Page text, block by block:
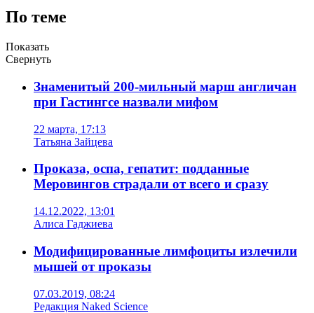
По теме
Показать
Свернуть
Знаменитый 200-мильный марш англичан
при Гастингсе назвали мифом
22 марта, 17:13
Татьяна Зайцева
Проказа, оспа, гепатит: подданные
Меровингов страдали от всего и сразу
14.12.2022, 13:01
Алиса Гаджиева
Модифицированные лимфоциты излечили
мышей от проказы
07.03.2019, 08:24
Редакция Naked Science